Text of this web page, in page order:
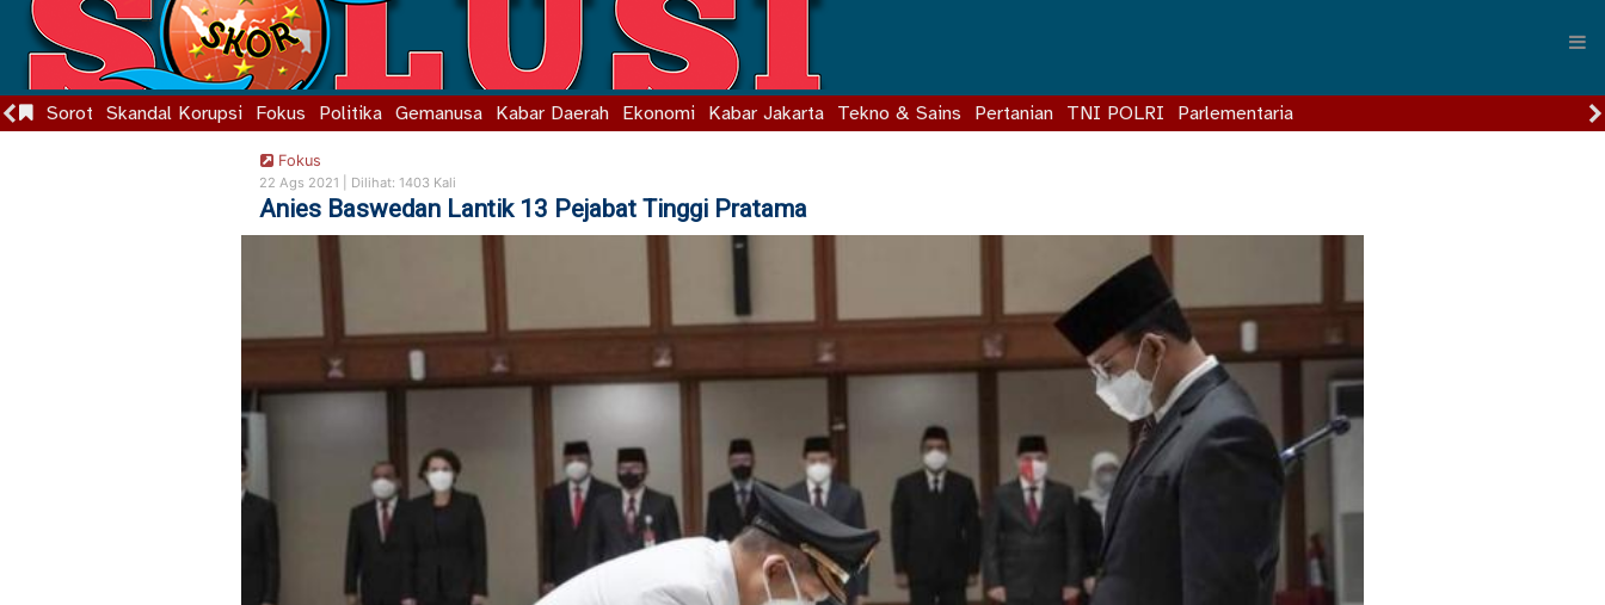
Sorot Skandal Korupsi Fokus Politika Gemanusa Kabar Daerah Ekonomi Kabar Jakarta Tekno & Sains Pertanian TNI POLRI Parlementaria
Fokus
22 Ags 2021 | Dilihat: 1403 Kali
Anies Baswedan Lantik 13 Pejabat Tinggi Pratama